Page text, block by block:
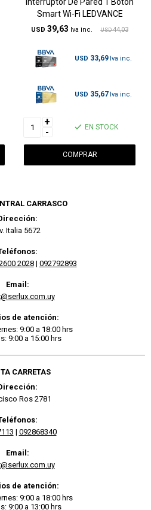
Interruptor De Pared 1 Boton
Smart Wi-Fi LEDVANCE
USD 39,63 USD 44,03
USD 33,69
USD 35,67
+
-
EN STOCK
CARRASCO
Italia 5672
2028| 092792893
Email:
de atención:
9:00 a 18:00 hrs
9:00 a 15:00 hrs
CARRETAS
Ros 2781
| 092868340
Email:
de atención:
9:00 a 18:00 hrs
9:00 a 13:00 hrs